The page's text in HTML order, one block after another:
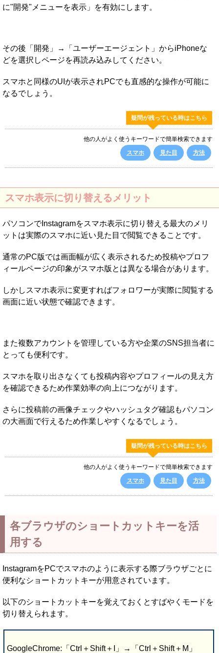
に"開発"メニューを表示」を有効にします。
その後「開発」→「ユーザーエージェント」からiPhoneな
どを選択しページを再読み込みしてください。
スマホと同様のUIが表示されPCでも直感的な操作が可能に
なるでしょう。
疑問が残っている時はこちら
他の人がよく使うキーワードで簡単検索できます
スマホ
見た目 方法
スマホ表示に切り替えるメリット
パソコンでInstagramをスマホ表示に切り替える最大のメリ
ットは実際のスマホに近い見た目で閲覧できることです。
通常のPC版では画面幅が広く表示されるため投稿やプロフ
ィールページの印象がスマホ版とは異なる場合があります。
しかしスマホ表示に変更すればフォロワーが実際に閲覧する
画面に近い状態で確認できます。
また複数アカウントを管理している方や企業のSNS担当者に
とっても便利です。
スマホを取り出さなくても投稿内容やプロフィールの見え方
を確認できるため作業効率の向上につながります。
さらに投稿前の画像チェックやハッシュタグ確認もパソコン
の大画面で行えるため作業しやすくなるでしょう。
疑問が残っている時はこちら
他の人がよく使うキーワードで簡単検索できます
スマホ
見た目 方法
各ブラウザのショートカットキーを活
用する
InstagramをPCでスマホのように表示する際ブラウザごとに
便利なショートカットキーが用意されています。
以下のショートカットキーを覚えておくとすばやくモードを
切り替えられます。
GoogleChrome:「Ctrl＋Shift＋I」→「Ctrl＋Shift＋M」